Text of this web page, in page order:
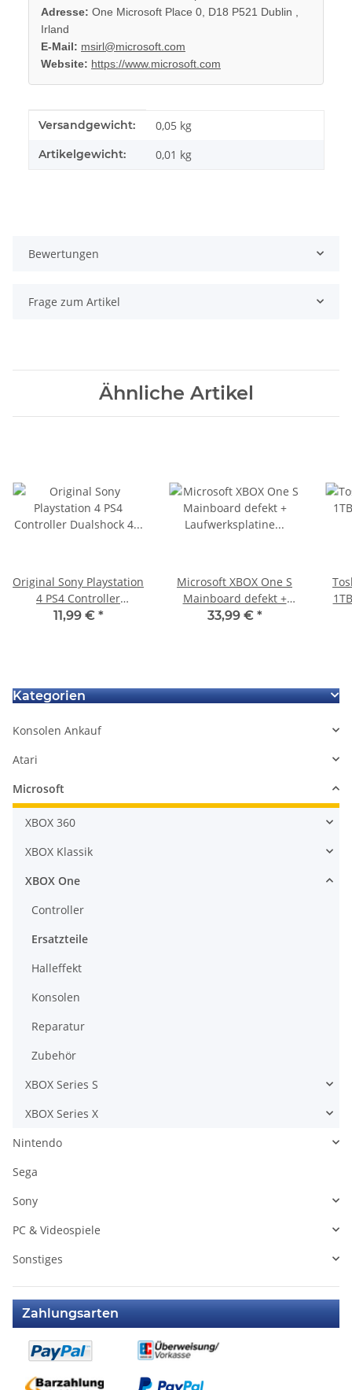
Adresse: One Microsoft Place 0, D18 P521 Dublin ,
Irland
E-Mail: msirl@microsoft.com
Website: https://www.microsoft.com
Produkteigenschaft
Wert
Versandgewicht: 0,05 kg
Artikelgewicht: 0,01 kg
Bewertungen
Frage zum Artikel
Ähnliche Artikel
Original Sony Playstation
4 PS4 Controller
Dualshock 4 Touchpad
11,99 € *
Microsoft XBOX One S
Mainboard defekt +
Laufwerksplatine - HDMI
33,99 € *
Kategorien
Konsolen Ankauf
Atari
Microsoft
XBOX 360
XBOX Klassik
XBOX One
Controller
Ersatzteile
Halleffekt
Konsolen
Reparatur
Zubehör
XBOX Series S
XBOX Series X
Nintendo
Sega
Sony
PC & Videospiele
Sonstiges
Zahlungsarten